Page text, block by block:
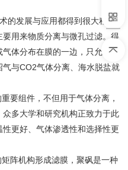
的发展与应用都得到很大程度
用来物质分离与微孔过滤。得
体分布在膜的一边，只允许一
与CO2气体分离、海水脱盐就
要组件，不但用于气体分离，
多大学和研究机构正致力于此
更好、气体渗透性和选择性更
阵机构形成滤膜，聚砜是一种